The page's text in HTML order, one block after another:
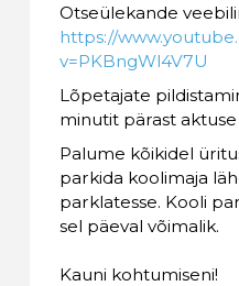
Otseülekande
https://
v=PKBngWl4V7U
Lõpetajate
minutit pärast
Palume kõikidel
parkida koolimaja
parklatesse. Kooli
sel päeval võimalik.
Kauni kohtumiseni!